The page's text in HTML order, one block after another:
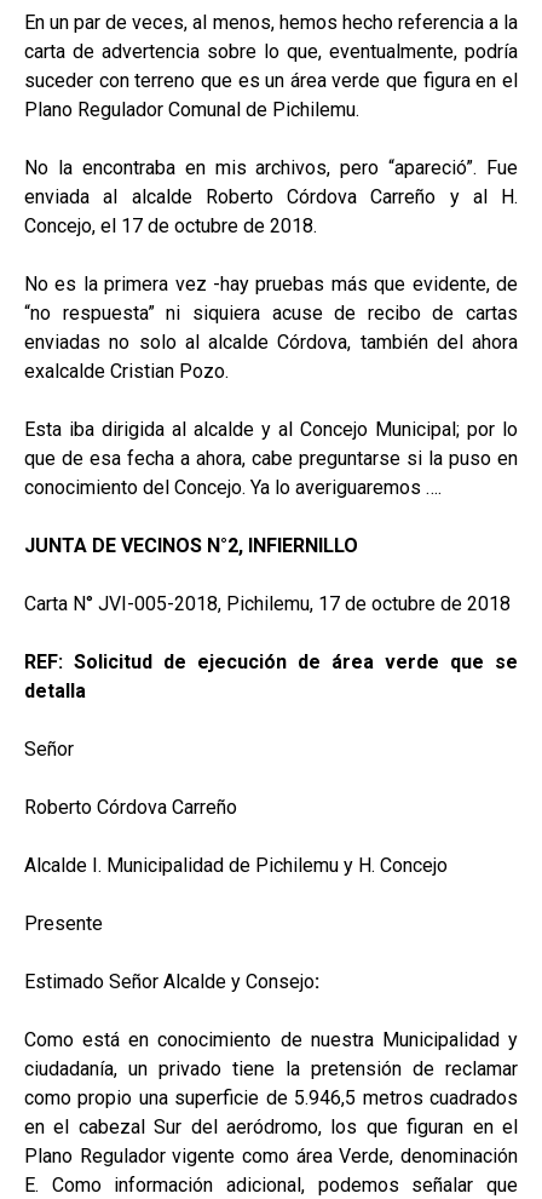
En un par de veces, al menos, hemos hecho referencia a la
carta de advertencia sobre lo que, eventualmente, podría
suceder con terreno que es un área verde que figura en el
Plano Regulador Comunal de Pichilemu.
No la encontraba en mis archivos, pero “apareció”. Fue
enviada al alcalde Roberto Córdova Carreño y al H.
Concejo, el 17 de octubre de 2018.
No es la primera vez -hay pruebas más que evidente, de
“no respuesta” ni siquiera acuse de recibo de cartas
enviadas no solo al alcalde Córdova, también del ahora
exalcalde Cristian Pozo.
Esta iba dirigida al alcalde y al Concejo Municipal; por lo
que de esa fecha a ahora, cabe preguntarse si la puso en
conocimiento del Concejo. Ya lo averiguaremos ….
JUNTA DE VECINOS N°2, INFIERNILLO
Carta N° JVI-005-2018, Pichilemu, 17 de octubre de 2018
REF: Solicitud de ejecución de área verde que se
detalla
Señor
Roberto Córdova Carreño
Alcalde I. Municipalidad de Pichilemu y H. Concejo
Presente
Estimado Señor Alcalde y Consejo:
Como está en conocimiento de nuestra Municipalidad y
ciudadanía, un privado tiene la pretensión de reclamar
como propio una superficie de 5.946,5 metros cuadrados
en el cabezal Sur del aeródromo, los que figuran en el
Plano Regulador vigente como área Verde, denominación
E. Como información adicional, podemos señalar que